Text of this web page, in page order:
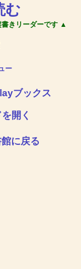
む
きリーダーです ▲
ー
ブックス
開く
に戻る